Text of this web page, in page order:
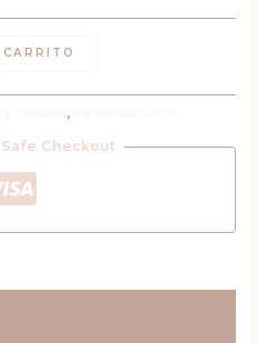
,
Checkout